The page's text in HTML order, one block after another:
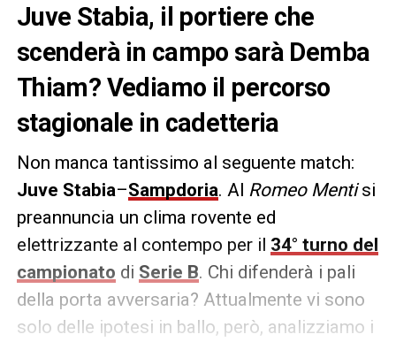
Juve Stabia, il portiere che
scenderà in campo sarà Demba
Thiam? Vediamo il percorso
stagionale in cadetteria
Non manca tantissimo al seguente match:
Juve Stabia–Sampdoria. Al Romeo Mentisi
preannuncia un clima rovente ed
elettrizzante al contempo per il 34° turno del
campionato di Serie B. Chi difenderà i pali
della porta avversaria? Attualmente vi sono
solo delle ipotesi in ballo, però, analizziamo i